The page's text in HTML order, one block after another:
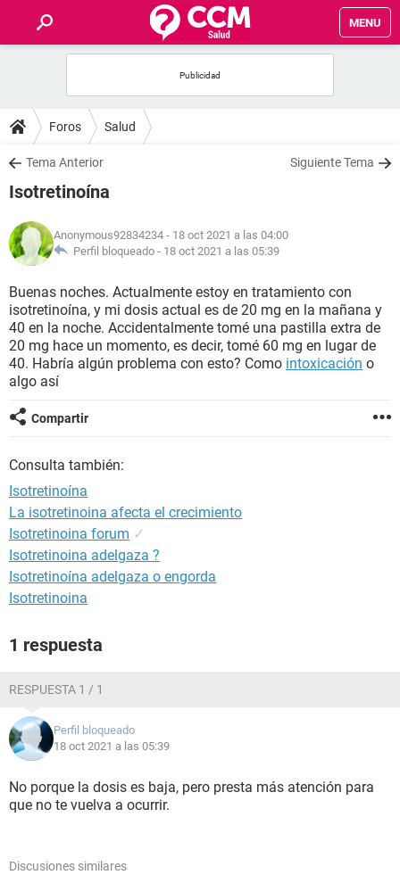
MENU
FOROS
SALUD
NUTRICIÓN
BIENESTAR
SEXUALIDAD
GLOSARIO
Foros Salud
Tema Anterior Siguiente Tema
Isotretinoína
Anonymous92834234 - 18 oct 2021 a las 04:00
Perfil bloqueado - 18 oct 2021 a las 05:39
Buenas noches. Actualmente estoy en tratamiento con
isotretinoína, y mi dosis actual es de 20 mg en la mañana y
40 en la noche. Accidentalmente tomé una pastilla extra de
20 mg hace un momento, es decir, tomé 60 mg en lugar de
40. Habría algún problema con esto? Como intoxicación o
algo así
Compartir
Consulta también:
Isotretinoína
La isotretinoina afecta el crecimiento
Isotretinoina forum ✓
Isotretinoina adelgaza ?
Isotretinoína adelgaza o engorda
Isotretinoina
1 respuesta
RESPUESTA 1 / 1
Perfil bloqueado
18 oct 2021 a las 05:39
No porque la dosis es baja, pero presta más atención para
que no te vuelva a ocurrir.
Discusiones similares